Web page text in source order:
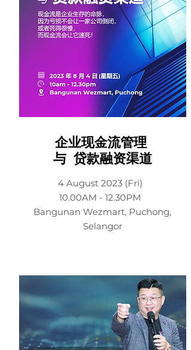
企业现金流管理
与 贷款融资渠道
4 August 2023 (Fri)
10.00AM - 12.30PM
Bangunan Wezmart, Puchong,
Selangor